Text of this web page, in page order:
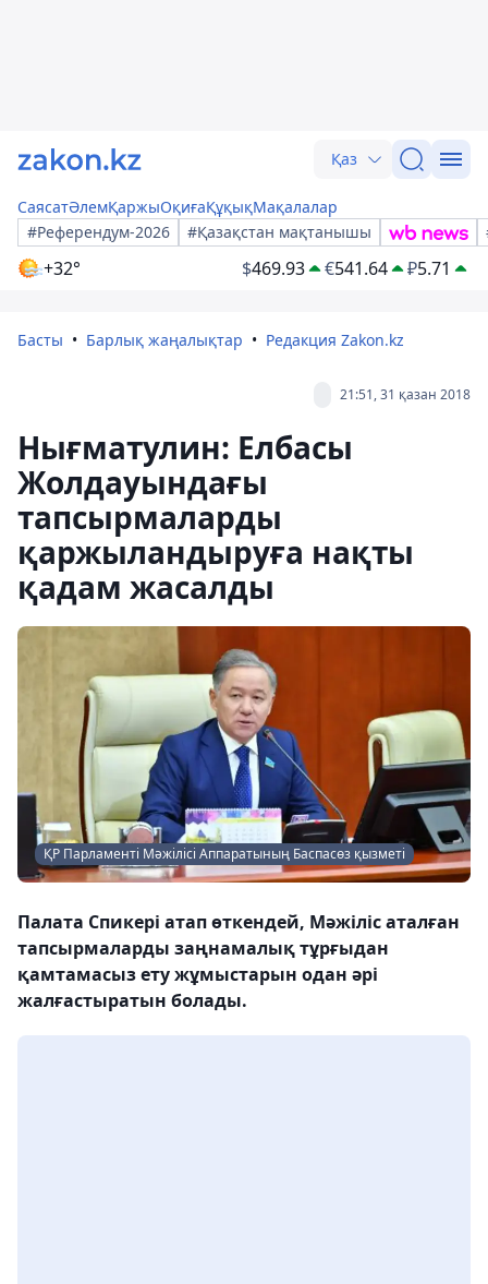
Қаз
СаясатӘлемҚаржыОқиғаҚұқықМақалалар
#Референдум-2026
#Қазақстан мақтанышы
+32° $469.93 €541.64 ₽5.71
Басты Барлық жаңалықтар Редакция Zakon.kz
21:51, 31 қазан 2018
Нығматулин: Елбасы
Жолдауындағы
тапсырмаларды
қаржыландыруға нақты
қадам жасалды
ҚР Парламенті Мәжілісі Аппаратының Баспасөз қызметі
Палата Спикері атап өткендей, Мәжіліс аталған
тапсырмаларды заңнамалық тұрғыдан
қамтамасыз ету жұмыстарын одан әрі
жалғастыратын болады.